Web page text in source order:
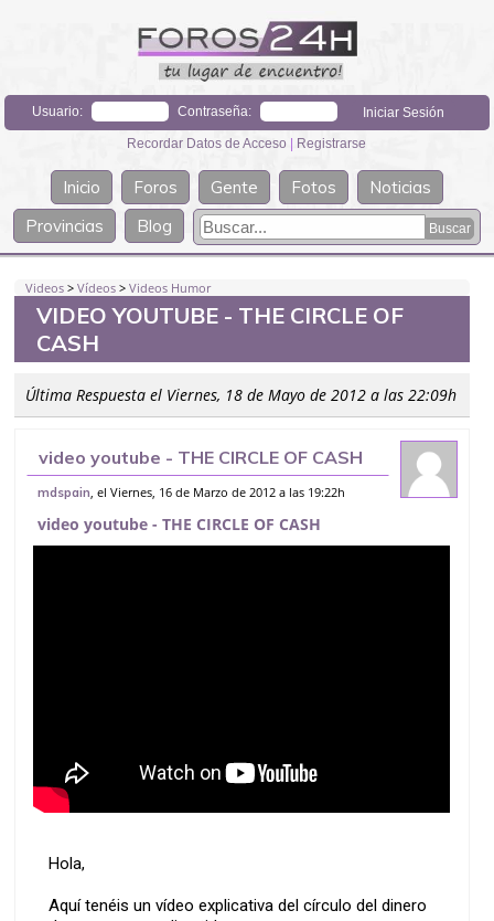
Usuario: Contraseña:
Recordar Datos de Acceso | Registrarse
Inicio Foros Gente Fotos
Noticias
Provincias
Blog
Videos >Vídeos >Videos Humor
VIDEO YOUTUBE - THE CIRCLE OF
CASH
Última Respuesta el Viernes, 18 de Mayo de 2012 a las 22:09h
video youtube - THE CIRCLE OF CASH
mdspain , el Viernes, 16 de Marzo de 2012 a las 19:22h
video youtube - THE CIRCLE OF CASH
Hola,
Aquí tenéis un vídeo explicativa del círculo del dinero